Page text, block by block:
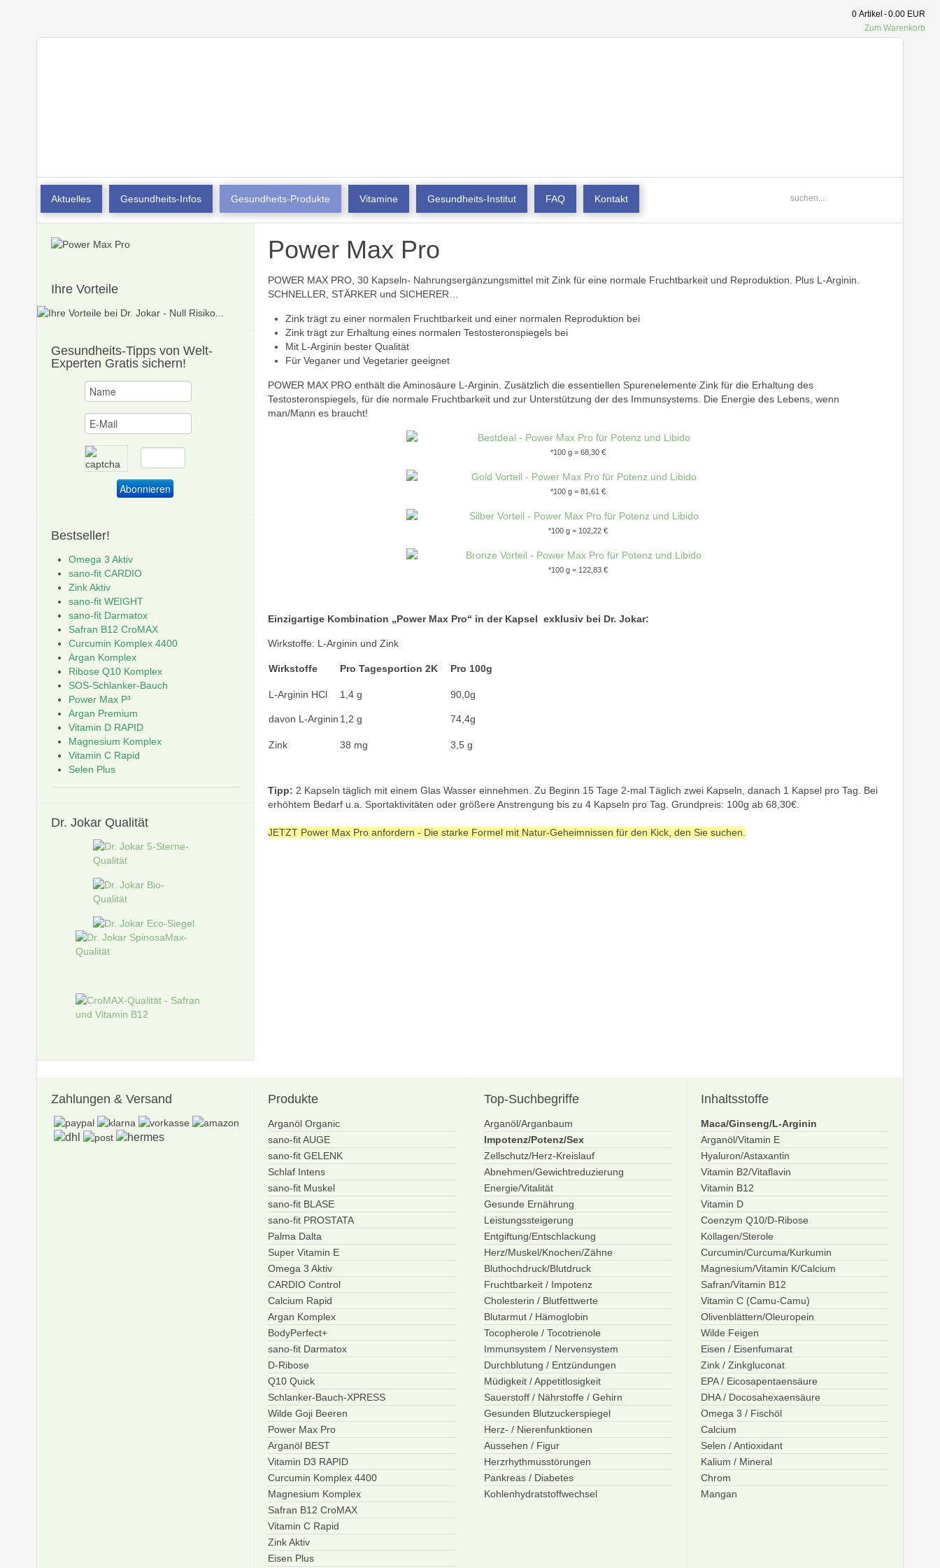
0 Artikel -0.00 EUR
Zum Warenkorb
Aktuelles Gesundheits-Infos Gesundheits-Produkte Vitamine Gesundheits-Institut FAQ Kontakt
Power Max Pro
POWER MAX PRO, 30 Kapseln- Nahrungsergänzungsmittel mit Zink für eine normale Fruchtbarkeit und Reproduktion. Plus L-Arginin.
SCHNELLER, STÄRKER und SICHERER…
Zink trägt zu einer normalen Fruchtbarkeit und einer normalen Reproduktion bei
Zink trägt zur Erhaltung eines normalen Testosteronspiegels bei
Mit L-Arginin bester Qualität
Für Veganer und Vegetarier geeignet
POWER MAX PRO enthält die Aminosäure L-Arginin. Zusätzlich die essentiellen Spurenelemente Zink für die Erhaltung des
Testosteronspiegels, für die normale Fruchtbarkeit und zur Unterstützung der des Immunsystems. Die Energie des Lebens, wenn
man/Mann es braucht!
*100 g = 68,30 €
*100 g = 81,61 €
*100 g = 102,22 €
*100 g = 122,83 €
Einzigartige Kombination „Power Max Pro“ in der Kapsel exklusiv bei Dr. Jokar:
Wirkstoffe: L-Arginin und Zink
Wirkstoffe Pro Tagesportion 2K Pro 100g
L-Arginin HCl
davon L-Arginin
1,4 g
1,2 g
90,0g
74,4g
Zink 38 mg 3,5 g
Tipp: 2 Kapseln täglich mit einem Glas Wasser einnehmen. Zu Beginn 15 Tage 2-mal Täglich zwei Kapseln, danach 1 Kapsel pro Tag. Bei
erhöhtem Bedarf u.a. Sportaktivitäten oder größere Anstrengung bis zu 4 Kapseln pro Tag. Grundpreis: 100g ab 68,30€.
JETZT Power Max Pro anfordern - Die starke Formel mit Natur-Geheimnissen für den Kick, den Sie suchen.
Ihre Vorteile
Gesundheits-Tipps von Welt-
Experten Gratis sichern!
Bestseller!
Omega 3 Aktiv
sano-fit CARDIO
Zink Aktiv
sano-fit WEIGHT
sano-fit Darmatox
Safran B12 CroMAX
Curcumin Komplex 4400
Argan Komplex
Ribose Q10 Komplex
SOS-Schlanker-Bauch
Power Max P³
Argan Premium
Vitamin D RAPID
Magnesium Komplex
Vitamin C Rapid
Selen Plus
Dr. Jokar Qualität
Zahlungen & Versand Produkte
Arganöl Organic
sano-fit AUGE
sano-fit GELENK
Schlaf Intens
sano-fit Muskel
sano-fit BLASE
sano-fit PROSTATA
Palma Dalta
Super Vitamin E
Omega 3 Aktiv
CARDIO Control
Calcium Rapid
Argan Komplex
BodyPerfect+
sano-fit Darmatox
D-Ribose
Q10 Quick
Schlanker-Bauch-XPRESS
Wilde Goji Beeren
Power Max Pro
Arganöl BEST
Vitamin D3 RAPID
Curcumin Komplex 4400
Magnesium Komplex
Safran B12 CroMAX
Vitamin C Rapid
Zink Aktiv
Eisen Plus
Top-Suchbegriffe
Arganöl/Arganbaum
Impotenz/Potenz/Sex
Zellschutz/Herz-Kreislauf
Abnehmen/Gewichtreduzierung
Energie/Vitalität
Gesunde Ernährung
Leistungssteigerung
Entgiftung/Entschlackung
Herz/Muskel/Knochen/Zähne
Bluthochdruck/Blutdruck
Fruchtbarkeit / Impotenz
Cholesterin / Blutfettwerte
Blutarmut / Hämoglobin
Tocopherole / Tocotrienole
Immunsystem / Nervensystem
Durchblutung / Entzündungen
Müdigkeit / Appetitlosigkeit
Sauerstoff / Nährstoffe / Gehirn
Gesunden Blutzuckerspiegel
Herz- / Nierenfunktionen
Aussehen / Figur
Herzrhythmusstörungen
Pankreas / Diabetes
Kohlenhydratstoffwechsel
Inhaltsstoffe
Maca/Ginseng/L-Arginin
Arganöl/Vitamin E
Hyaluron/Astaxantin
Vitamin B2/Vitaflavin
Vitamin B12
Vitamin D
Coenzym Q10/D-Ribose
Kollagen/Sterole
Curcumin/Curcuma/Kurkumin
Magnesium/Vitamin K/Calcium
Safran/Vitamin B12
Vitamin C (Camu-Camu)
Olivenblättern/Oleuropein
Wilde Feigen
Eisen / Eisenfumarat
Zink / Zinkgluconat
EPA / Eicosapentaensäure
DHA / Docosahexaensäure
Omega 3 / Fischöl
Calcium
Selen / Antioxidant
Kalium / Mineral
Chrom
Mangan